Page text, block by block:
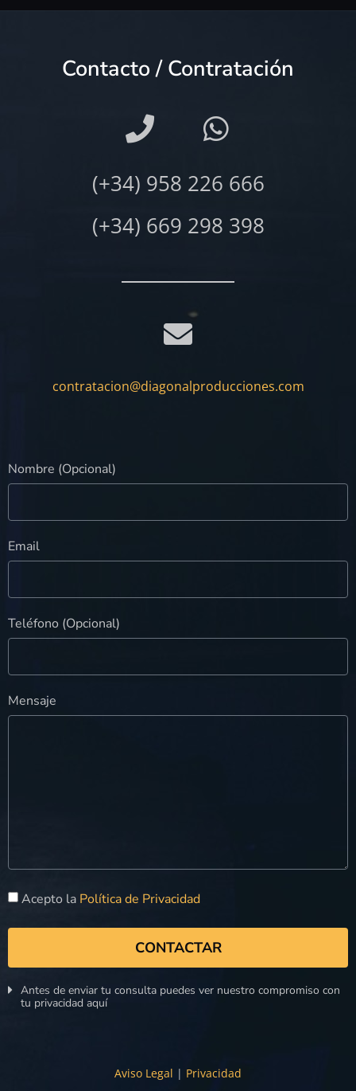
Contacto / Contratación
(+34) 958 226 666
(+34) 669 298 398
contratacion@diagonalproducciones.com
Nombre (Opcional)
Email
Teléfono (Opcional)
Mensaje
Acepto la Política de Privacidad
CONTACTAR
Antes de enviar tu consulta puedes ver nuestro compromiso con
tu privacidad aquí
Aviso Legal | Privacidad